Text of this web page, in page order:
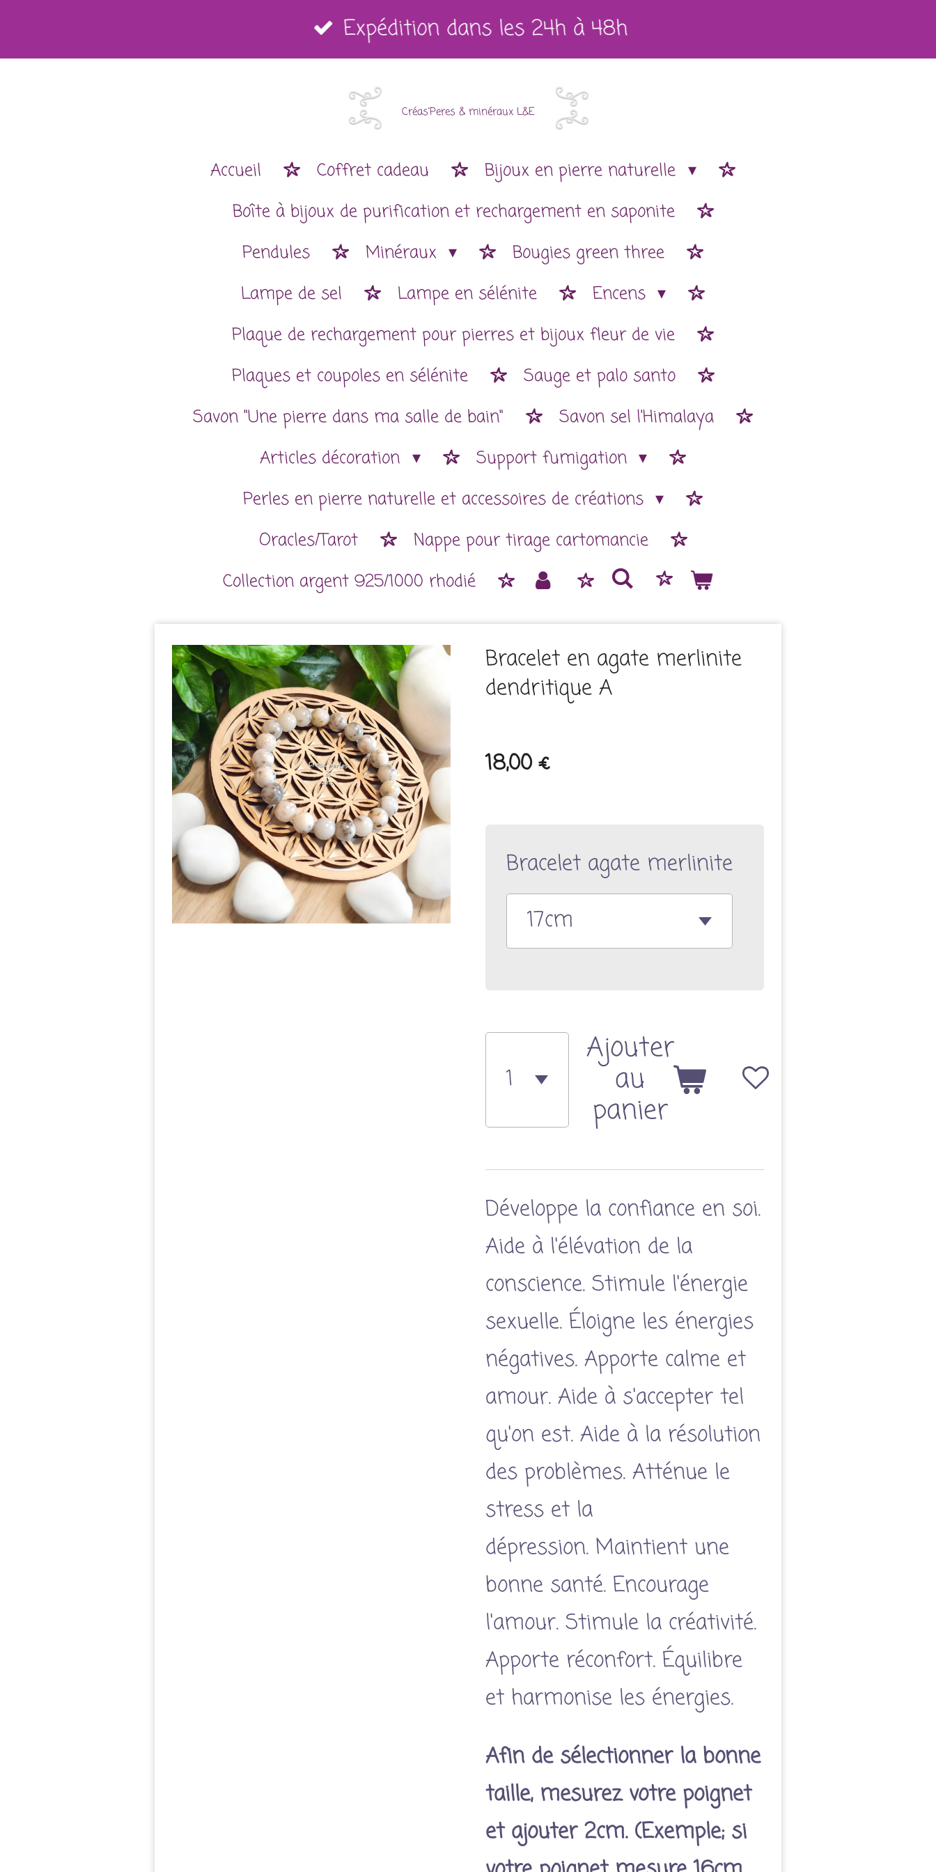
au
Expédition dans les 24h à 48h
Créas'Peres & minéraux L&E
Accueil Coffret cadeau
Bijoux en pierre naturelle
Boîte à bijoux de purification et rechargement en saponite
Pendules
Minéraux
Bougies green three
Lampe de sel
Lampe en sélénite
Encens
Plaque de rechargement pour pierres et bijoux fleur de vie
Plaques et coupoles en sélénite
Sauge et palo santo
Savon "Une pierre dans ma salle de bain"
Savon sel l'Himalaya
Articles décoration
Support fumigation
Perles en pierre naturelle et accessoires de créations
Oracles/Tarot
Nappe pour tirage cartomancie
Collection argent 925/1000 rhodié
Bracelet en agate merlinite
dendritique A
18,00 €
Bracelet agate merlinite
Ajouter
au
panier
Développe la confiance en soi.
Aide à l'élévation de la
conscience. Stimule l'énergie
sexuelle. Éloigne les énergies
négatives. Apporte calme et
amour. Aide à s'accepter tel
qu'on est. Aide à la résolution
des problèmes. Atténue le
stress et la
dépression. Maintient une
bonne santé. Encourage
l'amour. Stimule la créativité.
Apporte réconfort. Équilibre
et harmonise les énergies.
Afin de sélectionner la bonne
taille, mesurez votre poignet
et ajouter 2cm. (Exemple; si